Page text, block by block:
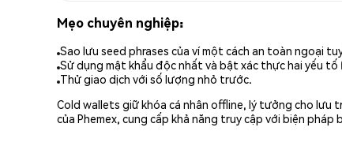
Mẹo chuyên nghiệp:
Sao lưu seed phrases của ví một cách an toàn ngoại
Sử dụng mật khẩu độc nhất và bật xác thực hai yếu tố
Thử giao dịch với số lượng nhỏ trước.
Cold wallets giữ khóa cá nhân offline, lý tưởng cho
của Phemex, cung cấp khả năng truy cập với biện